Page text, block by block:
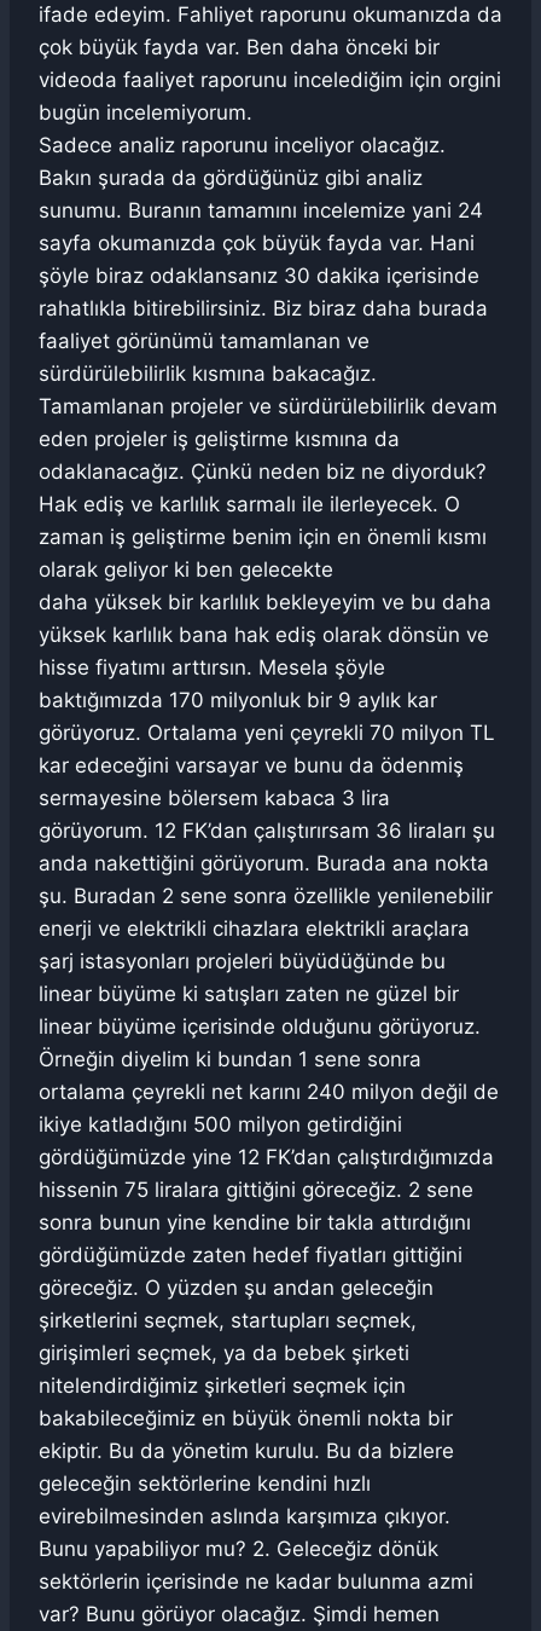
ifade edeyim. Fahliyet raporunu okumanızda da
çok büyük fayda var. Ben daha önceki bir
videoda faaliyet raporunu incelediğim için orgini
bugün incelemiyorum.
Sadece analiz raporunu inceliyor olacağız.
Bakın şurada da gördüğünüz gibi analiz
sunumu. Buranın tamamını incelemize yani 24
sayfa okumanızda çok büyük fayda var. Hani
şöyle biraz odaklansanız 30 dakika içerisinde
rahatlıkla bitirebilirsiniz. Biz biraz daha burada
faaliyet görünümü tamamlanan ve
sürdürülebilirlik kısmına bakacağız.
Tamamlanan projeler ve sürdürülebilirlik devam
eden projeler iş geliştirme kısmına da
odaklanacağız. Çünkü neden biz ne diyorduk?
Hak ediş ve karlılık sarmalı ile ilerleyecek. O
zaman iş geliştirme benim için en önemli kısmı
olarak geliyor ki ben gelecekte
daha yüksek bir karlılık bekleyeyim ve bu daha
yüksek karlılık bana hak ediş olarak dönsün ve
hisse fiyatımı arttırsın. Mesela şöyle
baktığımızda 170 milyonluk bir 9 aylık kar
görüyoruz. Ortalama yeni çeyrekli 70 milyon TL
kar edeceğini varsayar ve bunu da ödenmiş
sermayesine bölersem kabaca 3 lira
görüyorum. 12 FK’dan çalıştırırsam 36 liraları şu
anda nakettiğini görüyorum. Burada ana nokta
şu. Buradan 2 sene sonra özellikle yenilenebilir
enerji ve elektrikli cihazlara elektrikli araçlara
şarj istasyonları projeleri büyüdüğünde bu
linear büyüme ki satışları zaten ne güzel bir
linear büyüme içerisinde olduğunu görüyoruz.
Örneğin diyelim ki bundan 1 sene sonra
ortalama çeyrekli net karını 240 milyon değil de
ikiye katladığını 500 milyon getirdiğini
gördüğümüzde yine 12 FK’dan çalıştırdığımızda
hissenin 75 liralara gittiğini göreceğiz. 2 sene
sonra bunun yine kendine bir takla attırdığını
gördüğümüzde zaten hedef fiyatları gittiğini
göreceğiz. O yüzden şu andan geleceğin
şirketlerini seçmek, startupları seçmek,
girişimleri seçmek, ya da bebek şirketi
nitelendirdiğimiz şirketleri seçmek için
bakabileceğimiz en büyük önemli nokta bir
ekiptir. Bu da yönetim kurulu. Bu da bizlere
geleceğin sektörlerine kendini hızlı
evirebilmesinden aslında karşımıza çıkıyor.
Bunu yapabiliyor mu? 2. Geleceğiz dönük
sektörlerin içerisinde ne kadar bulunma azmi
var? Bunu görüyor olacağız. Şimdi hemen